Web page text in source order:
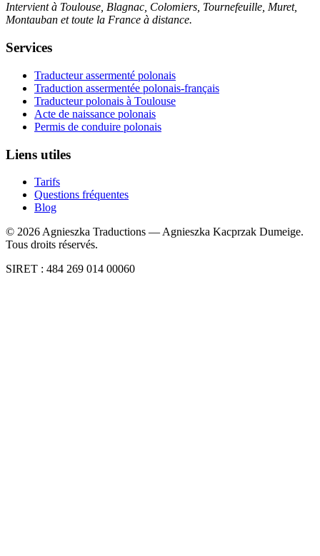
Intervient à Toulouse, Blagnac, Colomiers, Tournefeuille, Muret,
Montauban et toute la France à distance.
Services
Traducteur assermenté polonais
Traduction assermentée polonais-français
Traducteur polonais à Toulouse
Acte de naissance polonais
Permis de conduire polonais
Liens utiles
Tarifs
Questions fréquentes
Blog
© 2026 Agnieszka Traductions — Agnieszka Kacprzak Dumeige.
Tous droits réservés.
SIRET : 484 269 014 00060